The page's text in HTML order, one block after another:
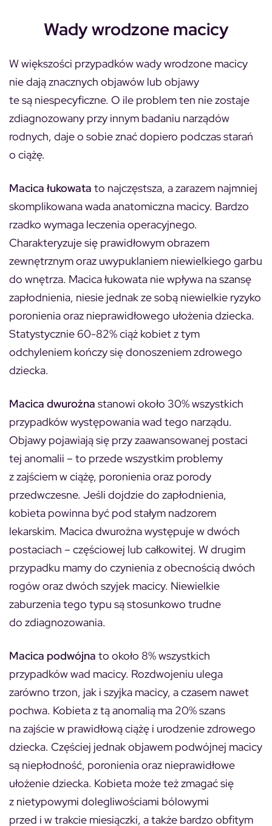
Wady wrodzone macicy
W większości przypadków wady wrodzone macicy
nie dają znacznych objawów lub objawy
te są niespecyficzne. O ile problem ten nie zostaje
zdiagnozowany przy innym badaniu narządów
rodnych, daje o sobie znać dopiero podczas starań
o ciążę.
Macica łukowata to najczęstsza, a zarazem najmniej
skomplikowana wada anatomiczna macicy. Bardzo
rzadko wymaga leczenia operacyjnego.
Charakteryzuje się prawidłowym obrazem
zewnętrznym oraz uwypuklaniem niewielkiego garbu
do wnętrza. Macica łukowata nie wpływa na szansę
zapłodnienia, niesie jednak ze sobą niewielkie ryzyko
poronienia oraz nieprawidłowego ułożenia dziecka.
Statystycznie 60-82% ciąż kobiet z tym
odchyleniem kończy się donoszeniem zdrowego
dziecka.
Macica dwurożna stanowi około 30% wszystkich
przypadków występowania wad tego narządu.
Objawy pojawiają się przy zaawansowanej postaci
tej anomalii – to przede wszystkim problemy
z zajściem w ciążę, poronienia oraz porody
przedwczesne. Jeśli dojdzie do zapłodnienia,
kobieta powinna być pod stałym nadzorem
lekarskim. Macica dwurożna występuje w dwóch
postaciach – częściowej lub całkowitej. W drugim
przypadku mamy do czynienia z obecnością dwóch
rogów oraz dwóch szyjek macicy. Niewielkie
zaburzenia tego typu są stosunkowo trudne
do zdiagnozowania.
Macica podwójna to około 8% wszystkich
przypadków wad macicy. Rozdwojeniu ulega
zarówno trzon, jak i szyjka macicy, a czasem nawet
pochwa. Kobieta z tą anomalią ma 20% szans
na zajście w prawidłową ciążę i urodzenie zdrowego
dziecka. Częściej jednak objawem podwójnej macicy
są niepłodność, poronienia oraz nieprawidłowe
ułożenie dziecka. Kobieta może też zmagać się
z nietypowymi dolegliwościami bólowymi
przed i w trakcie miesiączki, a także bardzo obfitym